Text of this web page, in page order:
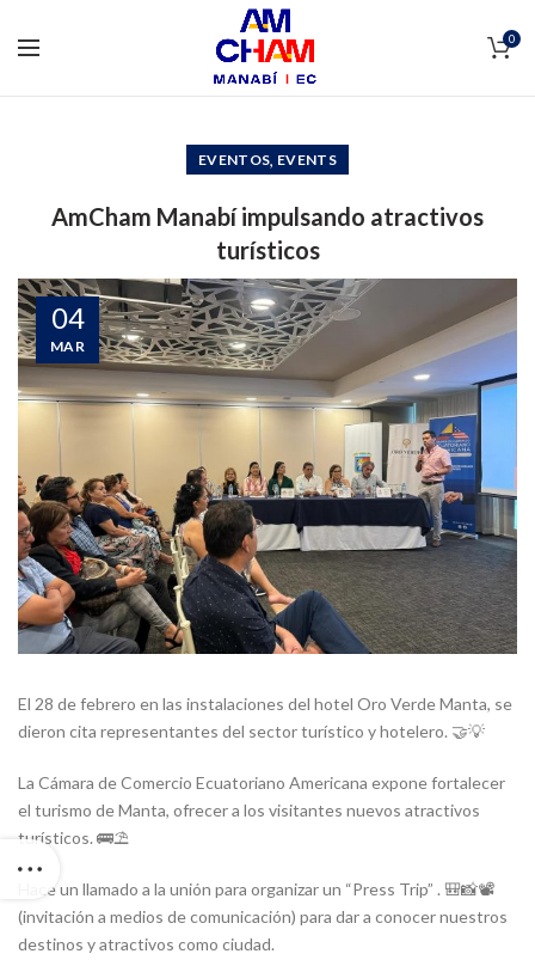
0
EVENTOS, EVENTS
AmCham Manabí impulsando atractivos
turísticos
04
MAR
El 28 de febrero en las instalaciones del hotel Oro Verde Manta, se
dieron cita representantes del sector turístico y hotelero. 🤝💡
La Cámara de Comercio Ecuatoriano Americana expone fortalecer
el turismo de Manta, ofrecer a los visitantes nuevos atractivos
turísticos. 🚌⛱️
Hace un llamado a la unión para organizar un “Press Trip” . 🎒📸📽️
(invitación a medios de comunicación) para dar a conocer nuestros
destinos y atractivos como ciudad.